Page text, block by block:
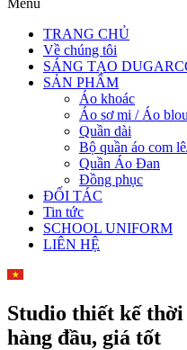
Menu
TRANG CHỦ
Về chúng tôi
SÁNG TẠO
SẢN PHẨM
Áo khoác
Áo sơ mi / Áo
Quần dài
Bộ quần áo com
Quần Áo Đan
Đồng phục
ĐỐI TÁC
Tin tức
SCHOOL UNIFORM
LIÊN HỆ
Studio thiết kế
hàng đầu, giá tốt